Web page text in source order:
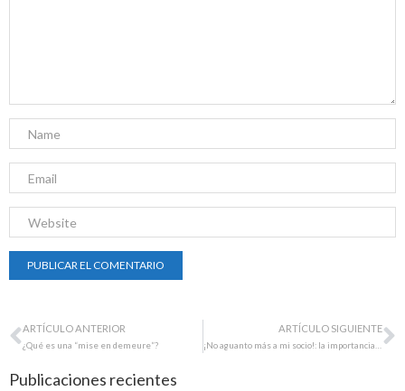
ARTÍCULO ANTERIOR
¿Qué es una “mise en demeure”?
ARTÍCULO SIGUIENTE
Publicaciones recientes